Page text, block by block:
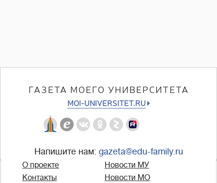
ГАЗЕТА МОЕГО УНИВЕРСИТЕТА
MOI-UNIVERSITET.RU
Напишите нам: gazeta@edu-family.ru
О проекте
Контакты
Новости МУ
Новости МО